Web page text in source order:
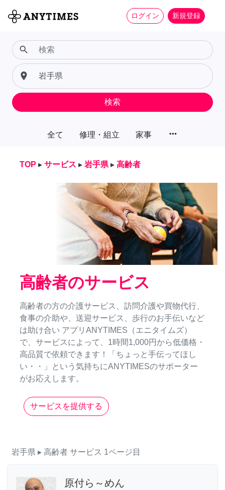
ログイン 新規登録
全て 修理・組立 家事 more_horiz
search
place
検索
TOP ▸ サービス ▸ 岩手県 ▸ 高齢者
高齢者のサービス
高齢者の方の介護サービス、訪問介護や買物代行、
食事の介助や、送迎サービス、歩行のお手伝いなど
は助け合い アプリANYTIMES（エニタイムズ）
で、サービスによって、1時間1,000円から低価格・
高品質で依頼できます！「ちょっと手伝ってほし
い・・」という気持ちにANYTIMESのサポーター
がお応えします。
サービスを提供する
岩手県 ▸ 高齢者 サービス 1ページ目
原付ら～めん